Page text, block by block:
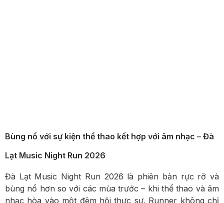
Bùng nổ với sự kiện thể thao kết hợp với âm nhạc – Đà
Lạt Music Night Run 2026
Đà Lạt Music Night Run 2026 là phiên bản rực rỡ và
bùng nổ hơn so với các mùa trước – khi thể thao và âm
nhạc hòa vào một đêm hội thực sự. Runner không chỉ